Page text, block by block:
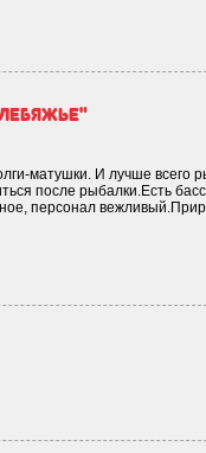
матушки. И лучше всего
после рыбалки.Есть
персонал